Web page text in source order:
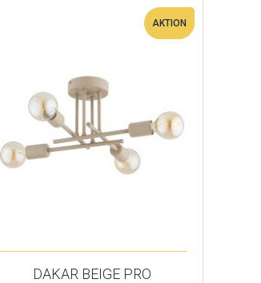
AKTION
DAKAR BEIGE PRO